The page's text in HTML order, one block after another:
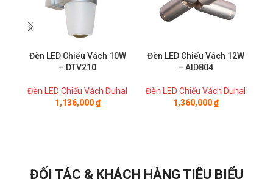
Đèn LED Chiếu Vách 10W
– DTV210
Đèn LED Chiếu Vách Duhal
1,136,000₫
Đèn LED Chiếu Vách 12W
– AID804
Đèn LED Chiếu Vách Duhal
1,360,000₫
ĐỐI TÁC & KHÁCH HÀNG TIÊU BIỂU